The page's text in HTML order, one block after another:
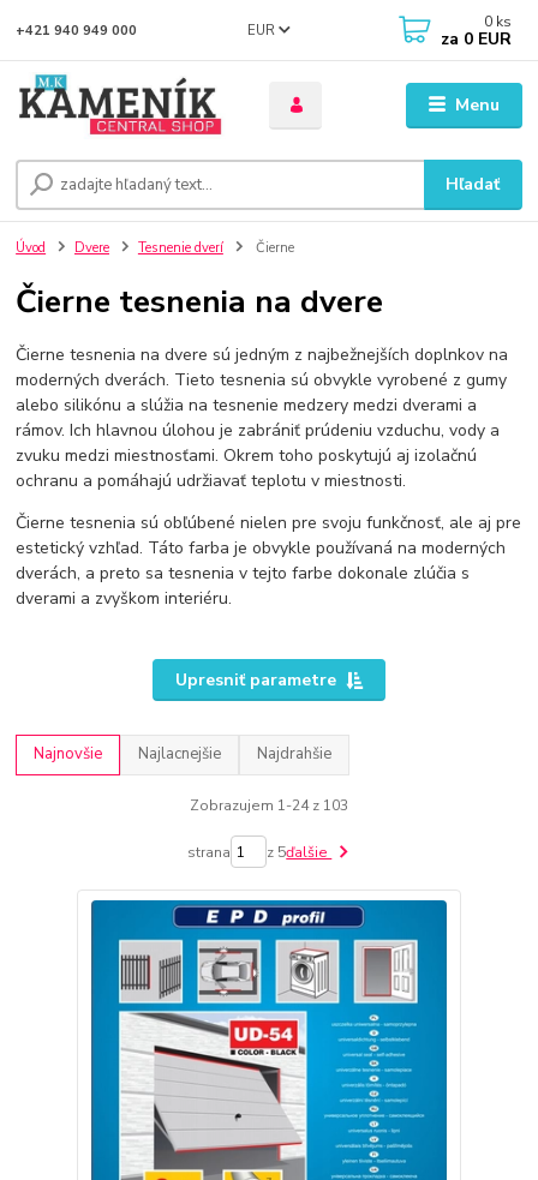
Menu
EUR
Hľadať
+421 940 949 000 0 ks
za 0 EUR
Úvod Dvere Tesnenie dverí Čierne
Čierne tesnenia na dvere
Čierne tesnenia na dvere sú jedným z najbežnejších doplnkov na
moderných dverách. Tieto tesnenia sú obvykle vyrobené z gumy
alebo silikónu a slúžia na tesnenie medzery medzi dverami a
rámov. Ich hlavnou úlohou je zabrániť prúdeniu vzduchu, vody a
zvuku medzi miestnosťami. Okrem toho poskytujú aj izolačnú
ochranu a pomáhajú udržiavať teplotu v miestnosti.
Čierne tesnenia sú obľúbené nielen pre svoju funkčnosť, ale aj pre
estetický vzhľad. Táto farba je obvykle používaná na moderných
dverách, a preto sa tesnenia v tejto farbe dokonale zlúčia s
dverami a zvyškom interiéru.
Upresniť parametre
Najnovšie Najlacnejšie Najdrahšie
Zobrazujem 1-24 z 103
strana z 5ďalšie